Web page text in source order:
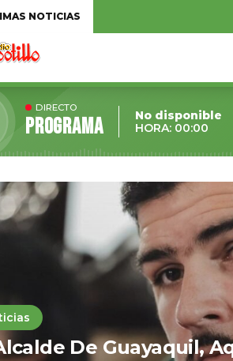
NOTICIAS
DIRECTO
Programa
No disponible
HORA: 00:00
De Guayaquil,